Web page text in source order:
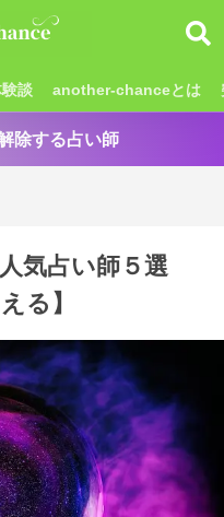
談 another-chanceとは
除する占い師
気占い師５選
る】